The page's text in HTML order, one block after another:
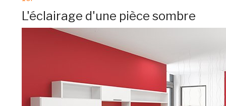
L'éclairage d'une pièce sombre